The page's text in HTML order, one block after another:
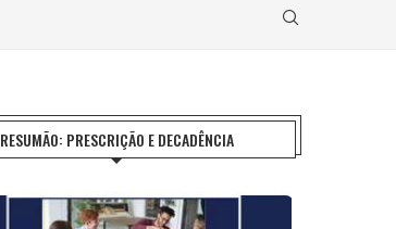
RESUMÃO: PRESCRIÇÃO E DECADÊNCIA